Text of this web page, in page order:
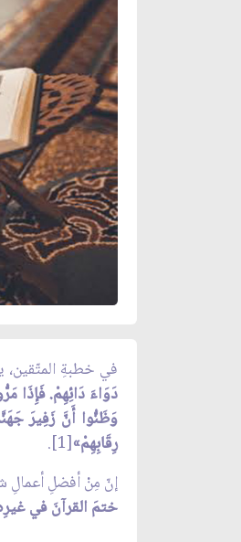
في خطبةِ
دَوَاءَ دَائِهِمْ. فَإِذَا
وَظَنُّوا أَنَّ زَفِيرَ
رِقَابِهِمْ»[1].
إنّ مِنْ أفضلِ أعمالِ
ختمَ القرآنَ في